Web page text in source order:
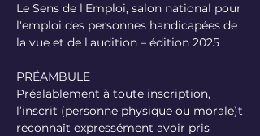
Le Sens de l'Emploi, salon national pour
l'emploi des personnes handicapées de
la vue et de l'audition – édition 2025
PRÉAMBULE
Préalablement à toute inscription,
l’inscrit (personne physique ou morale)t
reconnaît expressément avoir pris